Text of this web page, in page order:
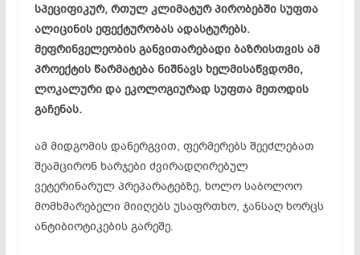
სპეციფიკურ, რთულ კლიმატურ პირობებში სუფთა
ალიცინის ეფექტურობას ადასტურებს.
მეფრინველეობის განვითარებადი ბაზრისთვის ამ
პროექტის წარმატება ნიშნავს ხელმისაწვდომი,
ლოკალური და ეკოლოგიურად სუფთა მეთოდის
გაჩენას.
ამ მიდგომის დანერგვით, ფერმერებს შეეძლებათ
შეამცირონ ხარჯები ძვირადღირებულ
ვეტერინარულ პრეპარატებზე, ხოლო საბოლოო
მომხმარებელი მიიღებს უსაფრთხო, ჯანსაღ ხორცს
ანტიბიოტიკების გარეშე.